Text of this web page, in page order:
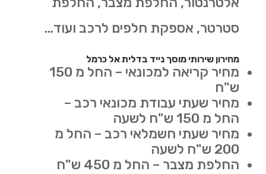
סטרטר, אספקת חלפים לרכב ועוד…
מחירון שירותי מוסך נייד בדלית אל כרמל
מחיר קריאה למכונאי – החל מ 150
ש"ח
מחיר שעתי עבודת מכונאי רכב –
החל מ 150 ש"ח לשעה
מחיר שעתי חשמלאי רכב – החל מ
200 ש"ח לשעה
החלפת מצבר – החל מ 450 ש"ח